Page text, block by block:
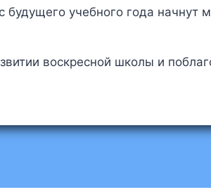
учебного года начнут
воскресной школы и